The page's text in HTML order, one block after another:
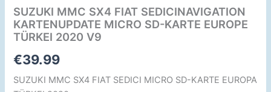
SUZUKI MMC SX4 FIAT SEDICINAVIGATION
KARTENUPDATE MICRO SD-KARTE EUROPE
TÜRKEI 2020 V9
€39.99
SUZUKI MMC SX4 FIAT SEDICI MICRO SD-KARTE EUROPA
EUROPE
TÜRKEI
2020
V9
Menge